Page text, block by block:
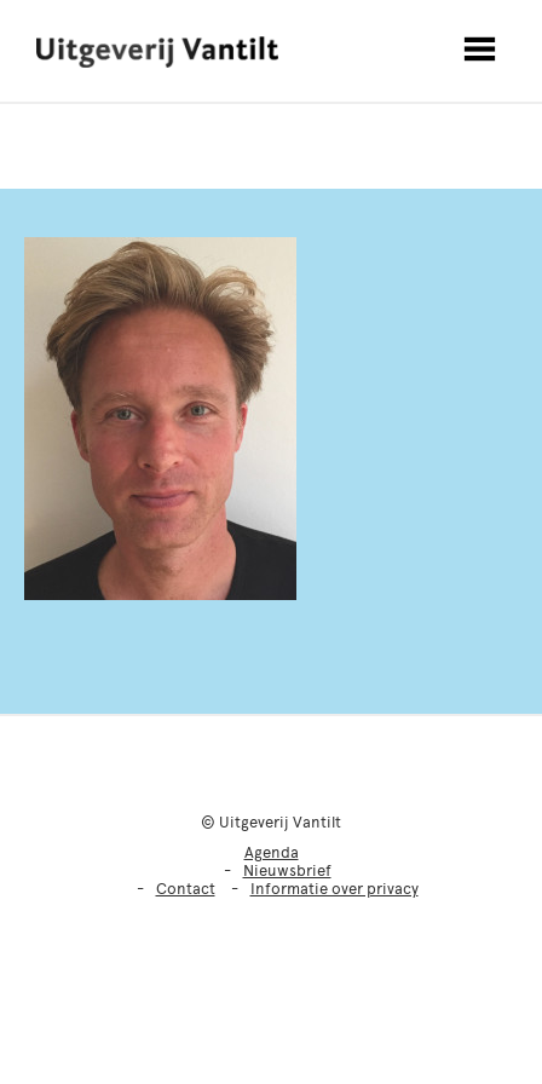
© Uitgeverij Vantilt
Agenda
Nieuwsbrief
Contact
Informatie over privacy